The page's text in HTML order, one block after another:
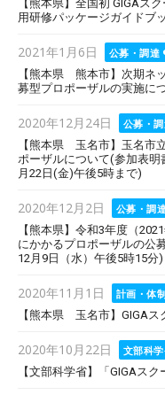
【熊本県】全国初 GIGAス
用研修パッケージガイドブ
Posted
on
2021年1月6日 公募・調達
【熊本県 熊本市】次期ネ
募型プロポーザルの実施に
Posted
on
2020年12月24日 公募・
【熊本県 玉名市】玉名市
ポーザルについて(参加表明
月22日(金)午後5時まで)
Posted
on
2020年12月2日 公募・調
【熊本県】令和3年度（
にかかるプロポーザルの公
12月9日（水）午後5時15分)
Posted
on
2020年11月1日 計画・体
【熊本県 玉名市】GIGAス
Posted
on
2020年10月22日 文部科
【文部科学省】「GIGAス